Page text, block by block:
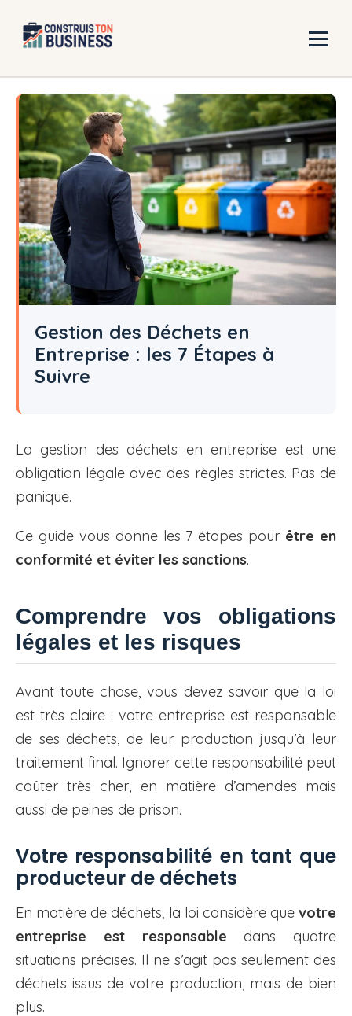
contenu
Gestion des Déchets en
Entreprise : les 7 Étapes à
Suivre
La gestion des déchets en entreprise est une
obligation légale avec des règles strictes. Pas de
panique.
Ce guide vous donne les 7 étapes pour être en
conformité et éviter les sanctions.
Comprendre vos obligations
légales et les risques
Avant toute chose, vous devez savoir que la loi
est très claire : votre entreprise est responsable
de ses déchets, de leur production jusqu’à leur
traitement final. Ignorer cette responsabilité peut
coûter très cher, en matière d’amendes mais
aussi de peines de prison.
Votre responsabilité en tant que
producteur de déchets
En matière de déchets, la loi considère que votre
entreprise est responsable dans quatre
situations précises. Il ne s’agit pas seulement des
déchets issus de votre production, mais de bien
plus.